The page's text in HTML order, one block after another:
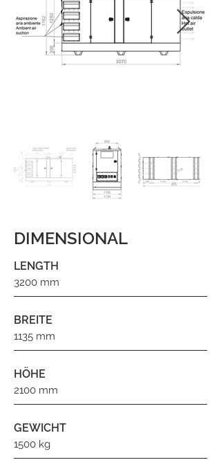
DIMENSIONAL
LENGTH
3200 mm
BREITE
1135 mm
HÖHE
2100 mm
GEWICHT
1500 kg